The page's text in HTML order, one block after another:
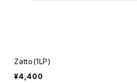
Zatto(1LP)
¥4,400